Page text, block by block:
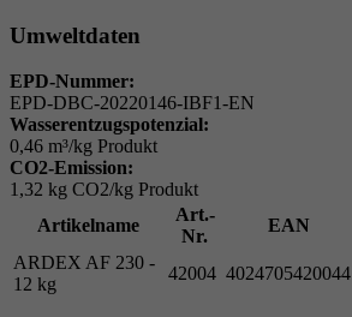
Umweltdaten
EPD-Nummer:
EPD-DBC-20220146-IBF1-EN
Wasserentzugspotenzial:
0,46 m³/kg Produkt
CO2-Emission:
1,32 kg CO2/kg Produkt
Artikelname
Art.-
Nr.
EAN
ARDEX AF 230 -
12 kg
42004 4024705420044